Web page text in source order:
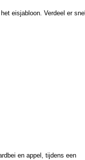
eisjabloon. Verdeel er snel
en appel, tijdens een